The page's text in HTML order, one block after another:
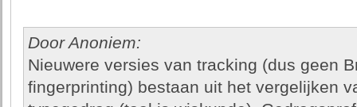
Door Anoniem:
Nieuwere versies van tracking (dus geen
fingerprinting) bestaan uit het vergelijken